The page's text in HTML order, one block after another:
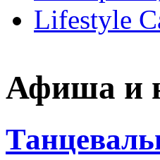
Lifestyle
Афиша и